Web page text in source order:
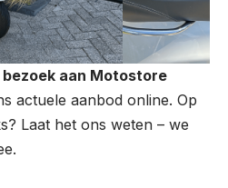
bezoek aan Motostore
actuele aanbod online. Op
Laat het ons weten – we